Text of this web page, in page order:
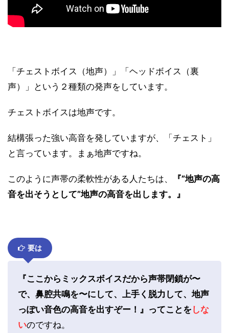
「チェストボイス（地声）」「ヘッドボイス（裏
声）」という２種類の発声をしています。
チェストボイスは地声です。
結構張った強い高音を発していますが、「チェスト」
と言っています。まぁ地声ですね。
このように声帯の柔軟性がある人たちは、
『”地声の高
音を出そうとして”地声の高音を出します。』
要は
『ここからミックスボイスだから声帯閉鎖が〜
で、鼻腔共鳴を〜にして、上手く脱力して、地声
っぽい音色の高音を出すぞー！』ってことを しな
いのですね。